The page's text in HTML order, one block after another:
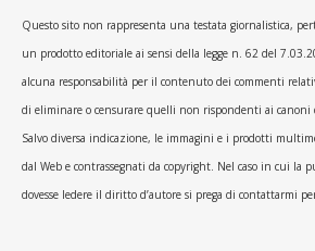
Questo sito non rappresenta una testata giornalistica,
un prodotto editoriale ai sensi della legge n. 62 del
alcuna responsabilità per il contenuto dei commenti
di eliminare o censurare quelli non rispondenti ai canoni
Salvo diversa indicazione, le immagini e i prodotti
dal Web e contrassegnati da copyright. Nel caso in cui la
dovesse ledere il diritto d’autore si prega di contattarmi